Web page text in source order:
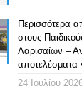
Περισσότερα
στους
Λαρισαίων –
αποτελέσματα
24 Ιουλίου